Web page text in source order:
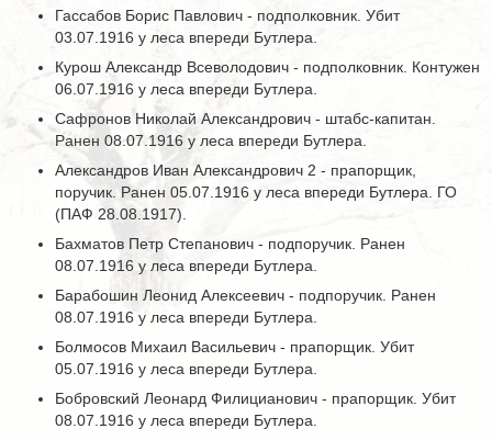
Гассабов Борис Павлович - подполковник. Убит
03.07.1916 у леса впереди Бутлера.
Курош Александр Всеволодович - подполковник. Контужен
06.07.1916 у леса впереди Бутлера.
Сафронов Николай Александрович - штабс-капитан.
Ранен 08.07.1916 у леса впереди Бутлера.
Александров Иван Александрович 2 - прапорщик,
поручик. Ранен 05.07.1916 у леса впереди Бутлера. ГО
(ПАФ 28.08.1917).
Бахматов Петр Степанович - подпоручик. Ранен
08.07.1916 у леса впереди Бутлера.
Барабошин Леонид Алексеевич - подпоручик. Ранен
08.07.1916 у леса впереди Бутлера.
Болмосов Михаил Васильевич - прапорщик. Убит
05.07.1916 у леса впереди Бутлера.
Бобровский Леонард Филицианович - прапорщик. Убит
08.07.1916 у леса впереди Бутлера.